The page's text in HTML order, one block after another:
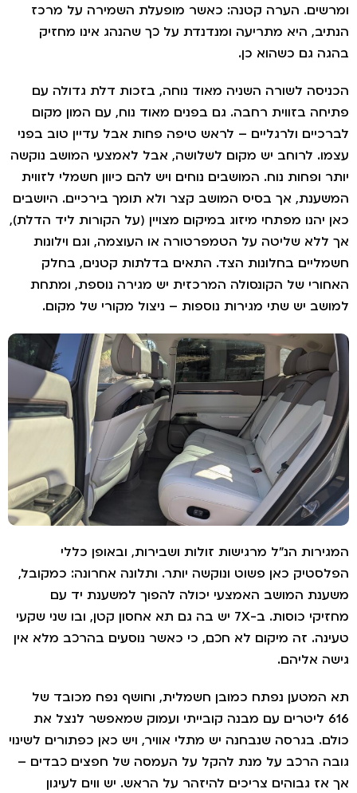
הערה קטנה: כאשר מופעלת השמירה על מרכז
היא מתריעה ומנדנדת על כך שהנהג אינו מחזיק
גם כשהוא כן.
לשורה השניה מאוד נוחה, בזכות דלת גדולה עם
בזווית רחבה. גם בפנים מאוד נוח, עם המון מקום
ולרגליים – לראש טיפה פחות אבל עדיין טוב בפני
לרוחב יש מקום לשלושה, אבל לאמצעי המושב נוקשה
ופחות נוח. המושבים נוחים ויש להם כיוון חשמלי לזווית
אך בסיס המושב קצר ולא תומך בירכיים. היושבים
יהנו מפתחי מיזוג במיקום מצויין (על הקורות ליד הדלת),
שליטה על הטמפרטורה או העוצמה, וגם וילונות
בחלונות הצד. התאים בדלתות קטנים, בחלק
של הקונסולה המרכזית יש מגירה נוספת, ומתחת
יש שתי מגירות נוספות – ניצול מקורי של מקום.
הנ"ל מרגישות זולות ושבירות, ובאופן כללי
כאן פשוט ונוקשה יותר. ותלונה אחרונה: כמקובל,
המושב האמצעי יכולה להפוך למשענת יד עם
מחזיקי כוסות. ב-7X יש בה גם תא אחסון קטן, ובו שני שקעי
זה מיקום לא חכם, כי כאשר נוסעים בהרכב מלא אין
אליהם.
נפתח כמובן חשמלית, וחושף נפח מכובד של
616 ליטרים עם מבנה קובייתי ועמוק שמאפשר לנצל את
בגרסה שנבחנה יש מתלי אוויר, ויש כאן כפתורים לשינוי
הרכב על מנת להקל על העמסה של חפצים כבדים –
גבוהים צריכים להיזהר על הראש. יש ווים לעיגון